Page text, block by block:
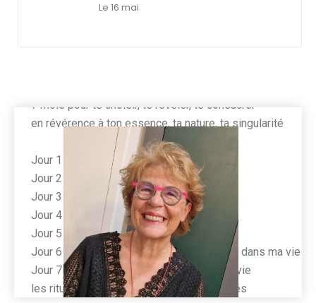
Le 16 mai
7 mois pour te choisir, te révéler, te consacrer
en révérence à ton essence, ta nature, ta singularité
Jour 1 Naître et être pour s'honorer
Jour 2 La rencontre avec l'enfant en toi
Jour 3 De la répression à la liberté
Jour 4 Du déni à la responsabilité
Jour 5 La voie confiante du soi
Jour 6 Me choisir c'est incarner le 1er rôle dans ma vie
Jour 7 Révéler ma lumière et rayonner de vie
les rituels symboliques, les mantras sacrés